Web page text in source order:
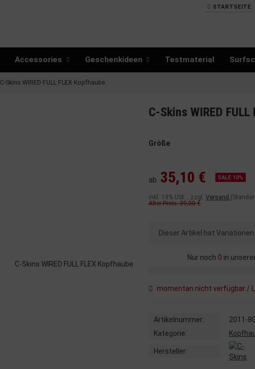
STARTSEITE
Accessories Geschenkideen Testmaterial
C-Skins WIRED FULL FLEX Kopfhaube
C-Skins WIRED
Größe
ab 35,10 € SALE 10%
inkl. 19% USt. , zzgl. Versand
Alter Preis: 39,00 €
xDieser Artikel hat
Nur noch 0 in
momentan nicht verfügbar /
Artikelnummer:
2011-
Kategorie:
Hersteller: